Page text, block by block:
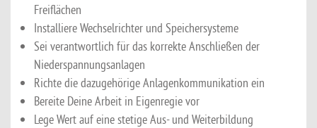
Freiflächen
Installiere Wechselrichter und Speichersysteme
Sei verantwortlich für das korrekte Anschließen der
Niederspannungsanlagen
Richte die dazugehörige Anlagenkommunikation ein
Bereite Deine Arbeit in Eigenregie vor
Lege Wert auf eine stetige Aus- und Weiterbildung